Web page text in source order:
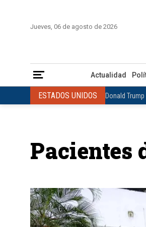
Jueves, 06 de agosto de 2026
Actualidad
ESTADOS UNIDOS Donald Trump
VENEZUELA Juicio contra Maduro
ESTADOS UNIDOS
INTERNACIONAL Raúl Castro José
COLOMBIA Elecciones Presidenciales en
Pacientes